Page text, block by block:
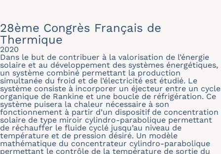
28ème Congrès Français de
Thermique
2020
Dans le but de contribuer à la valorisation de l’énergie
solaire et au développement des systèmes énergétiques,
un système combiné permettant la production
simultanée du froid et de l’électricité est étudié. Le
système consiste à incorporer un éjecteur entre un cycle
organique de Rankine et une boucle de réfrigération. Ce
système puisera la chaleur nécessaire à son
fonctionnement à partir d’un dispositif de concentration
solaire de type miroir cylindro-parabolique permettant
de réchauffer le fluide cyclé jusqu’au niveau de
température et de pression désiré. Un modèle
mathématique du concentrateur cylindro-parabolique
permettant le contrôle de la température de sortie du